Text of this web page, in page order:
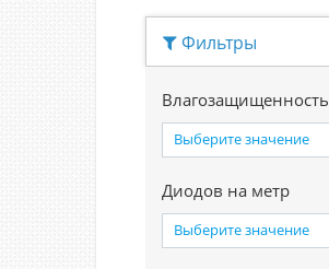
Фильтры
Влагозащищенность
Выберите значение
Диодов на метр
Выберите значение